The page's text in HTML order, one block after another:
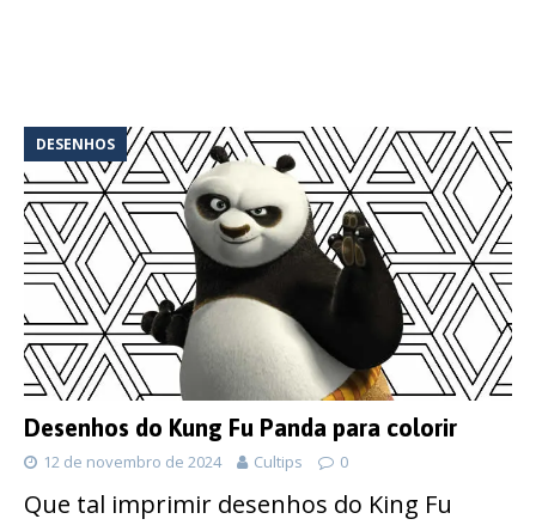
DESENHOS
Desenhos do Kung Fu Panda para colorir
12 de novembro de 2024 Cultips 0
Que tal imprimir desenhos do King Fu